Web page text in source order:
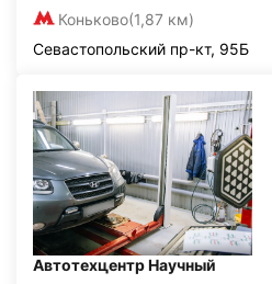
Коньково(1,87 км)
Севастопольский пр-кт, 95Б
Автотехцентр Научный